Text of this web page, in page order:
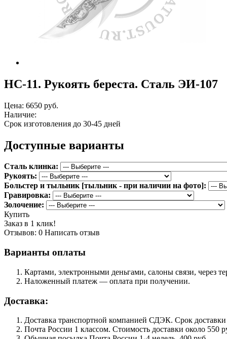
НС-11. Рукоять береста. Сталь ЭИ-107
Цена: 6650 руб.
Наличие:
Срок изготовления до 30-45 дней
Доступные варианты
Сталь клинка:
Рукоять:
Больстер и тыльник [тыльник - при наличии на фото]:
Гравировка:
Золочение:
Купить
Заказ в 1 клик!
Отзывов: 0 Написать отзыв
Варианты оплаты
Картами, электронными деньгами, салоны связи, через
Наложенный платеж — оплата при получении.
Доставка:
Доставка транспортной компанией СДЭК. Срок
Почта России 1 классом. Cтоимость доставки около 550